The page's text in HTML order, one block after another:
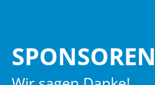
SPON­SO­REN